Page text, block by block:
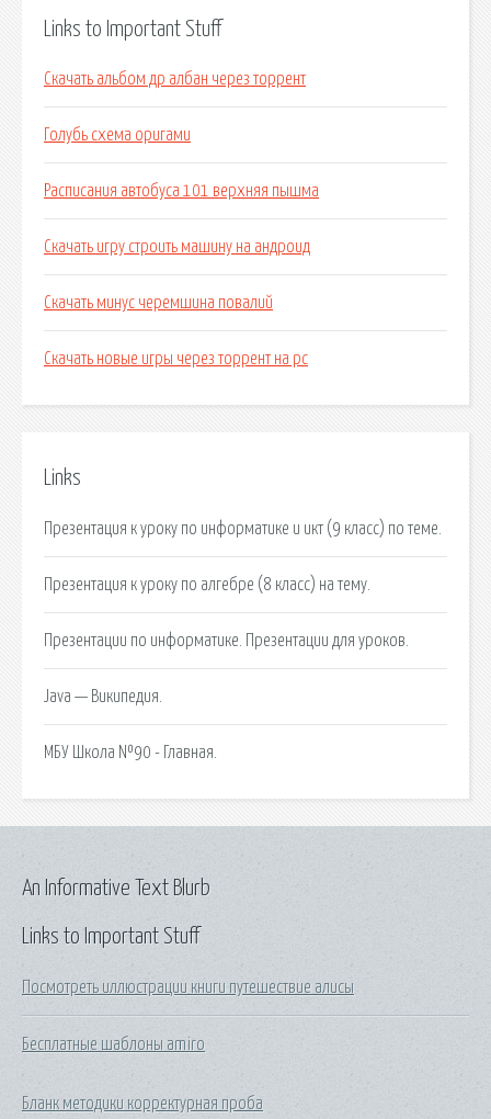
Links to Important Stuff
Скачать альбом др албан через торрент
Голубь схема оригами
Расписания автобуса 101 верхняя пышма
Скачать игру строить машину на андроид
Скачать минус черемшина повалий
Скачать новые игры через торрент на pc
Links
Презентация к уроку по информатике и икт (9 класс) по теме.
Презентация к уроку по алгебре (8 класс) на тему.
Презентации по информатике. Презентации для уроков.
Java — Википедия.
МБУ Школа №90 - Главная.
Links to Important Stuff
Посмотреть иллюстрации книги путешествие алисы
Бесплатные шаблоны amiro
Бланк методики корректурная проба
An Informative Text Blurb